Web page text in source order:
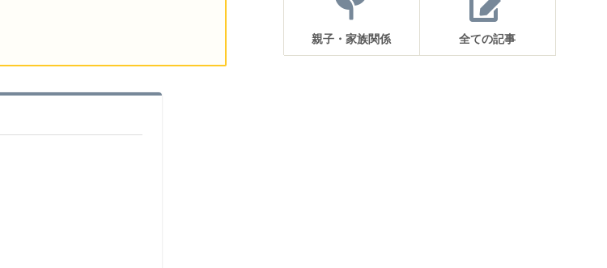
親子・家族関係 全ての記事